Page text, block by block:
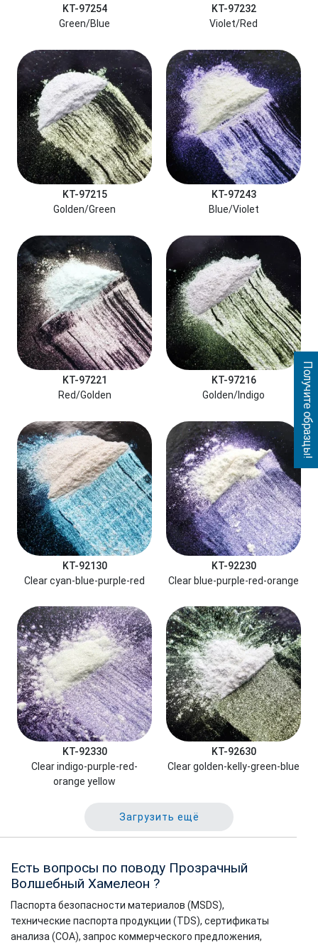
KT-97254
Green/Blue
KT-97232
Violet/Red
KT-97215
Golden/Green
KT-97243
Blue/Violet
KT-97221
Red/Golden
KT-97216
Golden/Indigo
KT-92130
Clear cyan-blue-purple-red
KT-92230
Clear blue-purple-red-orange
KT-92330
Clear indigo-purple-red-
orange yellow
KT-92630
Clear golden-kelly-green-blue
Загрузить ещё
Есть вопросы по поводу Прозрачный
Волшебный Хамелеон ?
Паспорта безопасности материалов (MSDS),
технические паспорта продукции (TDS), сертификаты
анализа (COA), запрос коммерческого предложения,
Получите образцы!